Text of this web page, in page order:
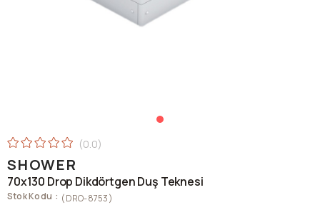
0.0
SHOWER
70x130 Drop Dikdörtgen Duş Teknesi
Stok Kodu (DRO-8753)